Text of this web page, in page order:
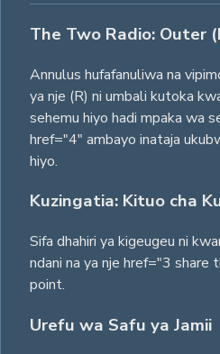
The Two Radio: Outer
Annulus hufafanuliwa na
ya nje (R) ni umbali kutoka
sehemu hiyo hadi mpaka wa
href="4" ambayo inataja
hiyo.
Kuzingatia: Kituo cha
Sifa dhahiri ya kigeugeu ni
ndani na ya nje href="3 share
point.
Urefu wa Safu ya Jamii